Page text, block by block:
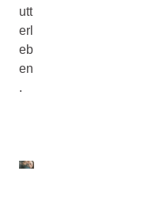
utt
erl
eb
en
.